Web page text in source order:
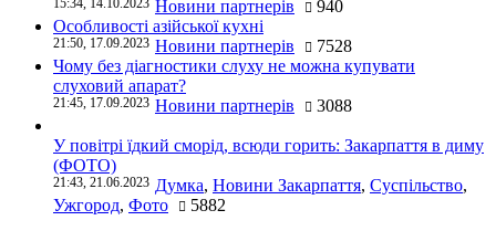
15:34, 14.10.2023 Новини партнерів
940
Особливості азійської кухні
21:50, 17.09.2023 Новини партнерів
7528
Чому без діагностики слуху не можна купувати
слуховий апарат?
21:45, 17.09.2023 Новини партнерів 3088
У повітрі їдкий сморід, всюди горить: Закарпаття в диму
(ФОТО)
21:43, 21.06.2023 Думка, Новини Закарпаття, Суспільство,
Ужгород, Фото
5882